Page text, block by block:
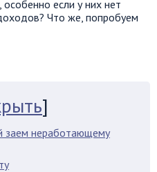
если у них нет
Что же, попробуем
]
заем неработающему